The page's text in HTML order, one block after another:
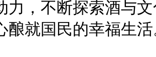
力，不断探索酒与
酿就国民的幸福生